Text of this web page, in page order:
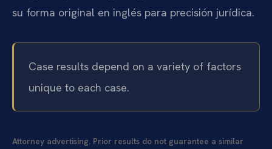
su forma original en inglés para precisión jurídica.
Case results depend on a variety of factors
unique to each case.
Attorney advertising. Prior results do not guarantee a similar